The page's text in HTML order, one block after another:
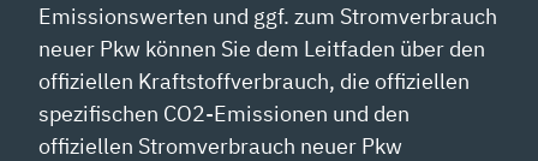
Emissionswerten und ggf. zum Stromverbrauch
neuer Pkw können Sie dem Leitfaden über den
offiziellen Kraftstoffverbrauch, die offiziellen
spezifischen CO2-Emissionen und den
offiziellen Stromverbrauch neuer Pkw